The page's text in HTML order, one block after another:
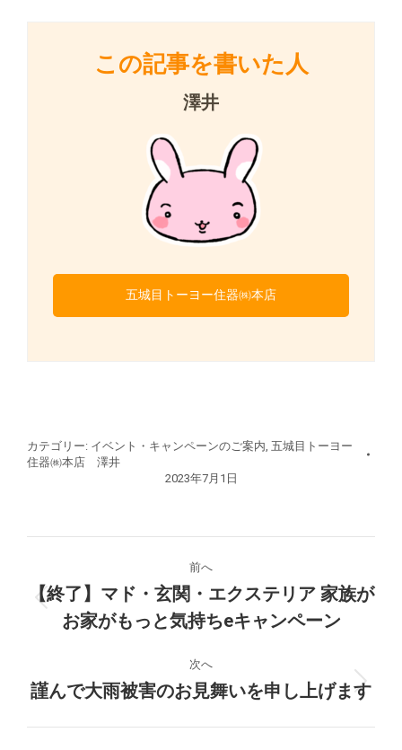
この記事を書いた人
澤井
五城目トーヨー住器㈱本店
カテゴリー: イベント・キャンペーンのご案内, 五城目トーヨー
住器㈱本店 澤井
2023年7月1日
稿
ビ
前へ
前
の
稿:
【終了】マド・玄関・エクステリア 家族が
お家がもっと気持ちeキャンペーン
次へ
次
謹んで大雨被害のお見舞いを申し上げます